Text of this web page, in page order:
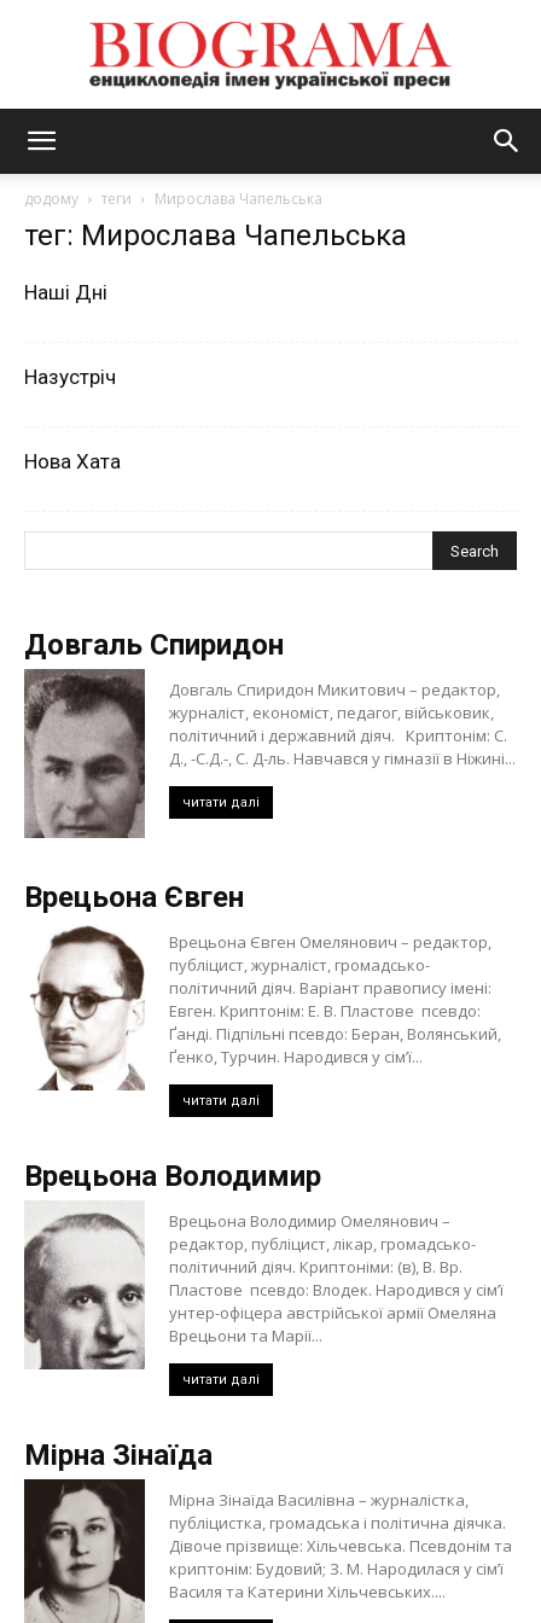
додому теги Мирослава Чапельська
тег: Мирослава Чапельська
Наші Дні
Назустріч
Нова Хата
Довгаль Спиридон
Довгаль Спиридон Микитович – редактор,
журналіст, економіст, педагог, військовик,
політичний і державний діяч. Криптонім: С.
Д., -С.Д.-, С. Д-ль. Навчався у гімназії в Ніжині...
читати далі
Врецьона Євген
Врецьона Євген Омелянович – редактор,
публіцист, журналіст, громадсько-
політичний діяч. Варіант правопису імені:
Евген. Криптонім: Е. В. Пластове псевдо:
Ґанді. Підпільні псевдо: Беран, Волянський,
Ґенко, Турчин. Народився у сім’ї...
читати далі
Врецьона Володимир
Врецьона Володимир Омелянович –
редактор, публіцист, лікар, громадсько-
політичний діяч. Криптоніми: (в), В. Вр.
Пластове псевдо: Влодек. Народився у сім’ї
унтер-офіцера австрійської армії Омеляна
Врецьони та Марії...
читати далі
Мірна Зінаїда
Мірна Зінаїда Василівна – журналістка,
публіцистка, громадська і політична діячка.
Дівоче прізвище: Хільчевська. Псевдонім та
криптонім: Будовий; З. М. Народилася у сім’ї
Василя та Катерини Хільчевських....